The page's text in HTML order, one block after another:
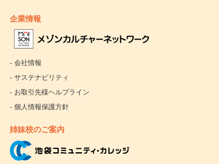
企業情報
- 会社情報
- サステナビリティ
- お取引先様ヘルプライン
- 個人情報保護方針
姉妹校のご案内